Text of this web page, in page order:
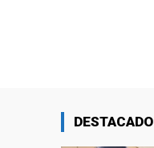
DESTACADO